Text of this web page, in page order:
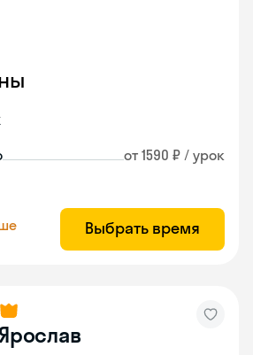
от 1590 ₽ / урок
Выбрать время